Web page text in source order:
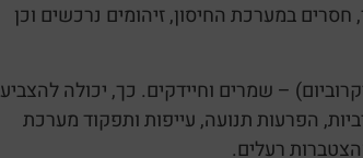
חסרים במערכת החיסון, זיהומים נרכשים וכן
– שמרים וחיידקים. כך, יכולה להצביע
הפרעות תנועה, עייפות ותפקוד מערכת
רעלים.